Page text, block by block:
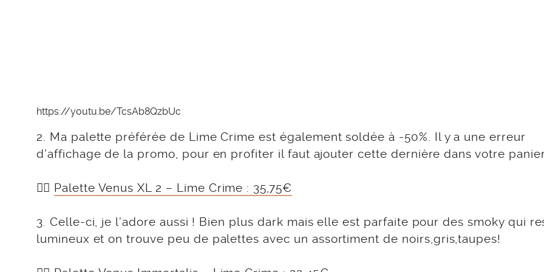
https://youtu.be/TcsAb8QzbUc
2. Ma palette préférée de Lime Crime est également soldée à -50%. Il y a une erreur
d’affichage de la promo, pour en profiter il faut ajouter cette dernière dans votre
👉🏻 Palette Venus XL 2 – Lime Crime : 35,75€
3. Celle-ci, je l’adore aussi ! Bien plus dark mais elle est parfaite pour des smoky qui
lumineux et on trouve peu de palettes avec un assortiment de noirs,gris,taupes!